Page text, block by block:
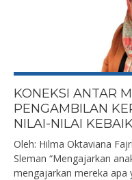
KONEKSI ANTAR
PENGAMBILAN
NILAI-NILAI
Oleh: Hilma Oktaviana
Sleman “Mengajarkan
mengajarkan mereka apa